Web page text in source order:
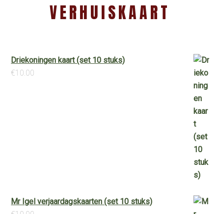
VERHUISKAART
Driekoningen kaart (set 10 stuks)
€10.00
Mr Igel verjaardagskaarten (set 10 stuks)